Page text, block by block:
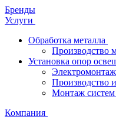
Бренды
Услуги
Обработка металла
Производство
Установка опор
Производство
Монтаж
Компания